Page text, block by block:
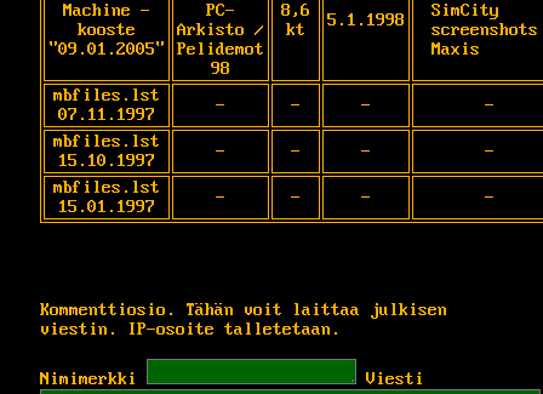
Machine -
kooste
"09.01.2005"
PC-
Arkisto /
Pelidemot
98
8,6
kt
5.1.1998
SimCity
screenshots
Maxis
mbfiles.lst
07.11.1997
- - -
-
mbfiles.lst
15.10.1997
- - -
-
mbfiles.lst
15.01.1997
- - - -
Kommenttiosio. Tähän voit laittaa julkisen
viestin. IP-osoite talletetaan.
Nimimerkki Viesti